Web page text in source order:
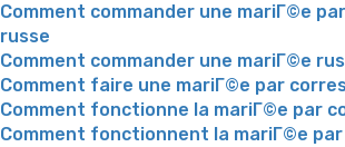
Comment commander une mariГ©e
russe
Comment commander une mariГ©e
Comment faire une mariГ©e par
Comment fonctionne la mariГ©e par
Comment fonctionnent la mariГ©e